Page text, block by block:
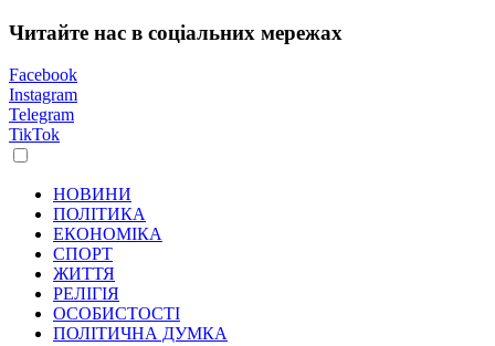
Читайте нас в соціальних мережах
Facebook
Instagram
Telegram
TikTok
НОВИНИ
ПОЛІТИКА
ЕКОНОМІКА
СПОРТ
ЖИТТЯ
РЕЛІГІЯ
ОСОБИСТОСТІ
ПОЛІТИЧНА ДУМКА